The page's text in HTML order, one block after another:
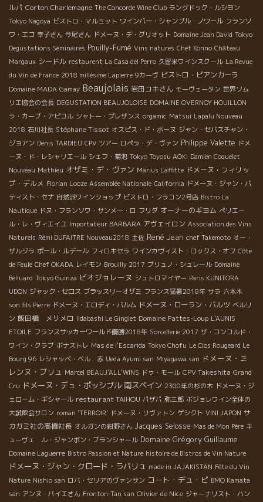
ルパ Corton Charlemagne The Concorde Wine Club ラングドック・ルシヨン
Tokyo Nagoya ビストロ・マルミット ワインバー・シャンブル・ノワール フランソ
ワ・エコ 幸子さん 今尾さん ドメーヌ・デ・グリオット Domaine Jean David Tokyo
Degustations Séminaires Pouilly-Fumé Vins natures Chef Konno Château
Margaux シードル restaurent La Casa del Perro 久留米ワインスクール La Revue
du Vin de France 2018 millésime Lapierre 9カーヴ ビストロ・ビアンカーラ
Domaine MADA Gamay Beaujolais 岩田コキさん モーヴェータン 世界ソム
リエ協会の会長 DEGUSTATION BEAUJOLOISE DOMAINE OVERNOY HOUILLON
ラ・カーブ・アピコル シャトー・プレザンス orgamic Matsui Lapalu Nouveau
2018 石川社長 Stéphane Tissot オスピス・ド・ボーヌ ジャン・セバスチャン・
ジョアン Denis TARDIEU CPV ツアー ロペラ・デ・ヴァン Philippe Valette ドメ
ーヌ・ド・レシャリエール シェフ・菊池 Tokyo Toyosu AOKI Damien Coquelet
Nouveau Mathieu オザミ・デ・ヴァン Marius Laffitte ドメーヌ・フィリッ
プ・デルメ Florian Looze Assemblée Nationale California ドメーヌ・ジャン・バ
ティスト・セナ 自然派ワインショップ ビストロ・フラコン2号店 Bistro La
Nautique ドヌ・フランソワ・サンメー・ロ フリダ オーナーのギヨム ペリエー
ル・レ・ヴィエイユ Importateur BARBARA アヴェイロン Association des Vins
Naturels Rémi DUFAITRE Nouveau2018 土佐 René Jean chef Takemoto オー・
ザルジラ ポール・ルデール フィロキセラ ワインカヴィスト・ロックス・オフ Côte
de Feule Chef OKADA レイモン Brouilly 2017 ブリュノ・シュレール Domaine
Belluard Tokyo Guinza ビオジョレーヌ シュトロマイヤー Paris KUNITORA
UDON ジャック・セロス ブラッスリーオザミ フランス猛暑2018年 サラ 六本木
son fils Pierre ドメーヌ・エロディ・バルム ドメーヌ・ローラン・バルツ ベルリ
ン 飯田橋 メリメロ Iidabashi Le Ginglet Domaine Pattes-Loup L'AUNIS
ETOILE フランスサッカーワールド優勝2018年 Sorcellerie 2017 ザ・コンコルド・
ワイン・クラブ ボナストレ Mas de l'Escarida Tokyo Chofu Le Clos Rougeard Le
Bourg 96 レシャッペ・ベル 赤 Ueda Ayumi san Miyagawa san ドメーヌ・ミ
レンヌ・ブリュ Marcel BEAUJ'ALL'WINS ドゥ・モール CPV Takeshita Grand
Cru ドメーヌ・デュ・ポッシブル 南スペイン 2300年の杉の木 ドメーヌ・ジ
ェローム・ギシャール restaurant TAIHOU パザパ 弥三郎 ボジョレワイン全体の
大試飲会サロン roman 'TERROIR' ドメーヌ・リヴァトン ゲシクト VINI JAPON サ
カガミ社の高橋社長 オルガンの紺野さん Jacques Selosse Mas de Mon Père キ
ューヴェ ル・ジャンボン・ブランシャール Domaine Grégory Guillaume
Domaine Laguerre Bistro Passion et Nature histoire de Bistros de Vin Nature
ドメーヌ・ジャン・クロード・ラパリュ made in JAJAKISTAN Fête du Vin
Nature Nishio san ロバ・セリアのヴァンサン コート・デュ・ピ BMO Kamata
san アンヌ・パイエさん Fronton Tan san Olivier de Nice ジャーナリスト・ハン